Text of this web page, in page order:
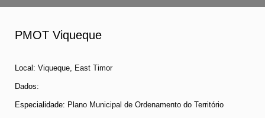
PMOT Viqueque
Local: Viqueque, East Timor
Dados:
Especialidade: Plano Municipal de Ordenamento do Território